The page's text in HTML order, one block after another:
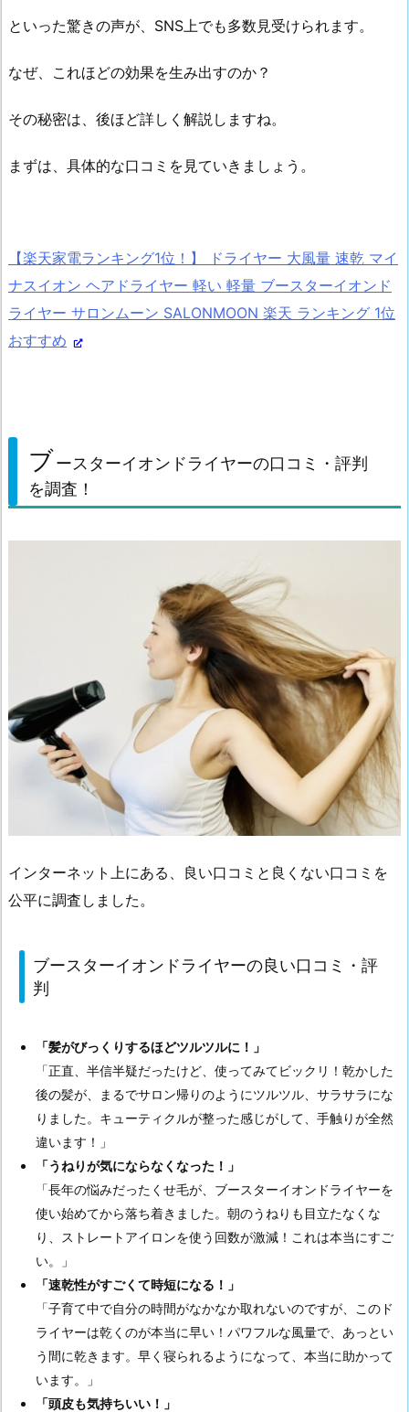
といった驚きの声が、SNS上でも多数見受けられます。
なぜ、これほどの効果を生み出すのか？
その秘密は、後ほど詳しく解説しますね。
まずは、具体的な口コミを見ていきましょう。
【楽天家電ランキング1位！】 ドライヤー 大風量 速乾 マイ
ナスイオン ヘアドライヤー 軽い 軽量 ブースターイオンド
ライヤー サロンムーン SALONMOON 楽天 ランキング 1位
おすすめ
ブースターイオンドライヤーの口コミ・評判
を調査！
インターネット上にある、良い口コミと良くない口コミを
公平に調査しました。
ブースターイオンドライヤーの良い口コミ・評
判
「髪がびっくりするほどツルツルに！」
「正直、半信半疑だったけど、使ってみてビックリ！乾かした
後の髪が、まるでサロン帰りのようにツルツル、サラサラにな
りました。キューティクルが整った感じがして、手触りが全然
違います！」
「うねりが気にならなくなった！」
「長年の悩みだったくせ毛が、ブースターイオンドライヤーを
使い始めてから落ち着きました。朝のうねりも目立たなくな
り、ストレートアイロンを使う回数が激減！これは本当にすご
い。」
「速乾性がすごくて時短になる！」
「子育て中で自分の時間がなかなか取れないのですが、このド
ライヤーは乾くのが本当に早い！パワフルな風量で、あっとい
う間に乾きます。早く寝られるようになって、本当に助かって
います。」
「頭皮も気持ちいい！」